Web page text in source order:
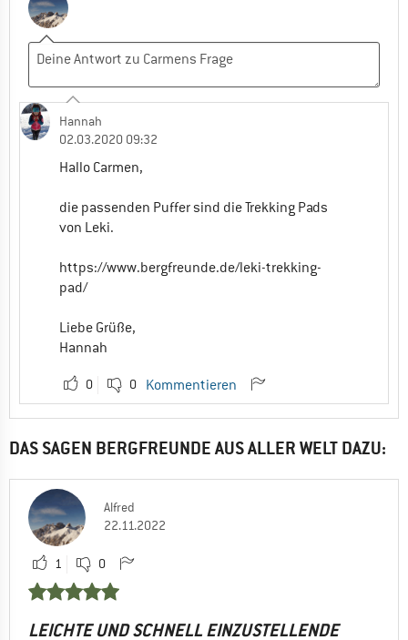
ausprobiert und bin sehr zufrieden. Die
Gletschereis damit sehr sicher gefühlt.
0 0 Kommentieren
Hannah
02.03.2020 09:32
Hallo Carmen,
die passenden Puffer sind die Trekking Pads
von Leki.
https://www.bergfreunde.de/leki-trekking-
pad/
Liebe Grüße,
Hannah
0 0 Kommentieren
DAS SAGEN BERGFREUNDE AUS ALLER WELT DAZU:
Alfred
22.11.2022
1 0
LEICHTE UND SCHNELL EINZUSTELLENDE